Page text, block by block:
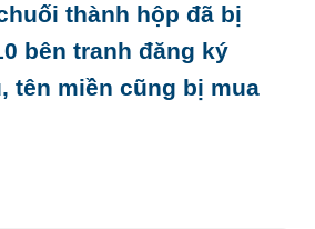
thành hộp đã bị
bên tranh đăng ký
tên miền cũng bị mua